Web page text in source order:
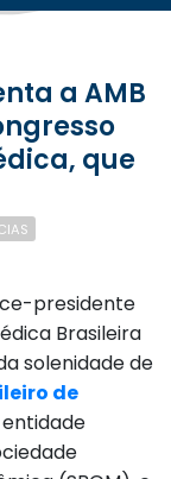
que
presidente
Brasileira
solenidade de
de